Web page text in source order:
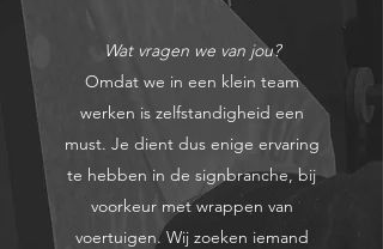
Wat vragen we van jou?
Omdat we in een klein team
werken is zelfstandigheid een
must. Je dient dus enige ervaring
te hebben in de signbranche, bij
voorkeur met wrappen van
voertuigen. Wij zoeken iemand